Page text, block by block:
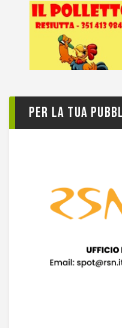
Per la tua